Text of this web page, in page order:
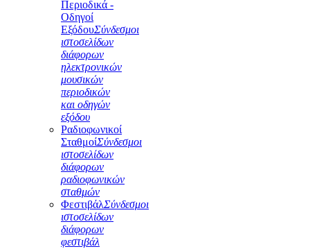
Περιοδικά -
Οδηγοί
ΕξόδουΣύνδεσμοι
ιστοσελίδων
διάφορων
ηλεκτρονικών
μουσικών
περιοδικών
και οδηγών
εξόδου
Ραδιοφωνικοί
ΣταθμοίΣύνδεσμοι
ιστοσελίδων
διάφορων
ραδιοφωνικών
σταθμών
ΦεστιβάλΣύνδεσμοι
ιστοσελίδων
διάφορων
φεστιβάλ